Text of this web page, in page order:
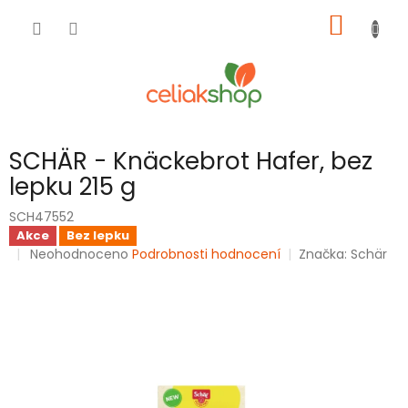
KOŠÍK
SCHÄR - Knäckebrot Hafer, bez
lepku 215 g
SCH47552
Akce Bez lepku
Průměrné
Neohodnoceno Podrobnosti hodnocení Značka: Schär